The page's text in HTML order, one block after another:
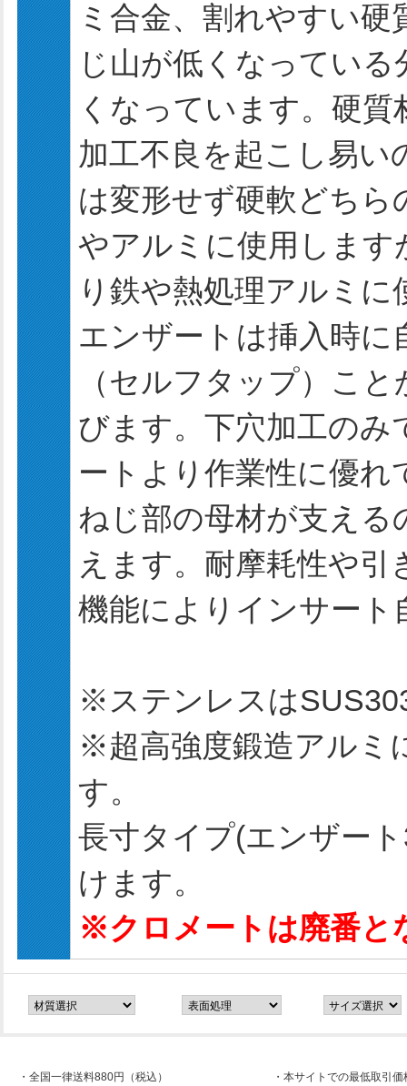
ミ合金、割れやすい
じ山が低くなってい
くなっています。硬
加工不良を起こし易い
は変形せず硬軟どちら
やアルミに使用しま
り鉄や熱処理アルミに
エンザートは挿入時に
（セルフタップ）こ
びます。下穴加工のみ
ートより作業性に優
ねじ部の母材が支え
えます。耐摩耗性や
機能によりインサート
※ステンレスは
※超高強度鍛造アルミ
す。
長寸タイプ(エンザー
けます。
※クロメートは廃番と
・全国一律送料880円（税込）
・本サイトでの最低取引